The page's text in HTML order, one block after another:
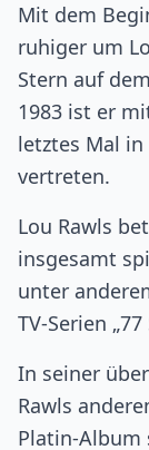
Mit dem
ruhiger um
Stern auf
1983 ist er
letztes Mal
vertreten.
Lou Rawls
insgesamt
unter
TV-Serien
In seiner
Rawls
Platin-Album